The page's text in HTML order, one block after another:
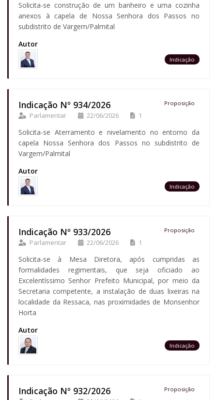
Solicita-se construção de um banheiro e uma cozinha
anexos à capela de Nossa Senhora dos Passos no
subdistrito de Vargem/Palmital
Autor
Indicação
Indicação Nº 934/2026 Proposição
Parlamentar 22/06/2026 1
Solicita-se Aterramento e nivelamento no entorno da
capela Nossa Senhora dos Passos no subdistrito de
Vargem/Palmital
Autor
Indicação
Indicação Nº 933/2026 Proposição
Parlamentar 22/06/2026 1
Solicita-se à Mesa Diretora, após cumpridas as
formalidades regimentais, que seja oficiado ao
Excelentíssimo Senhor Prefeito Municipal, por meio da
Secretaria competente, a instalação de duas lixeiras na
localidade da Ressaca, nas proximidades de Monsenhor
Horta
Autor
Indicação
Indicação Nº 932/2026 Proposição